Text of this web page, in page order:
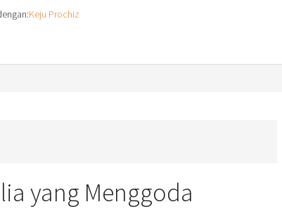
Keju Prochiz
yang Menggoda